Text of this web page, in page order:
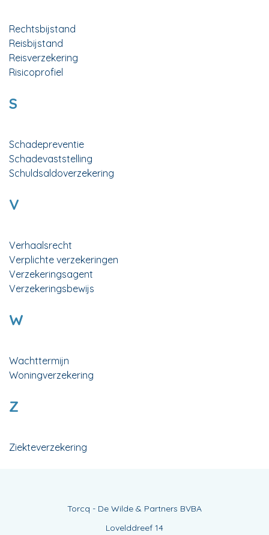
Rechtsbijstand
Reisbijstand
Reisverzekering
Risicoprofiel
S
Schadepreventie
Schadevaststelling
Schuldsaldoverzekering
V
Verhaalsrecht
Verplichte verzekeringen
Verzekeringsagent
Verzekeringsbewijs
W
Wachttermijn
Woningverzekering
Z
Ziekteverzekering
Torcq - De Wilde & Partners BVBA
Lovelddreef 14